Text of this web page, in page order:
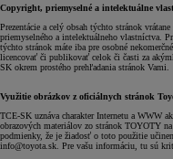
Copyright, priemyselné a intelektuálne
Prezentácie a celý obsah týchto stránok
priemyselného a intelektuálneho vlastníctva.
týchto stránok máte iba pre osobné
licencovať či publikovať celok či časti za
SK okrem prostého prehľadania stránok Vami.
Využitie obrázkov z oficiálnych stránok
TCE-SK uznáva charakter Internetu a WWW
obrazových materiálov zo stránok TOYOTY
podmienky, že je žiadosť o toto použitie
info@toyota.sk. Pre vašu informáciu, tu sú